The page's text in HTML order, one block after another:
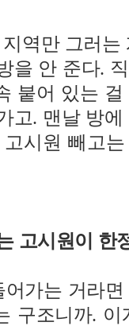
역만 그러는
을 안 준다.
붙어 있는
고. 맨날 방
시원 빼고
고시원이 한
가는 거라
구조니까.